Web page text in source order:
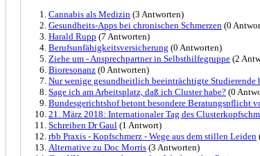
Cannabis als Medizin (3 Antworten)
Gesundheits-Apps bei chronischen Schmerzen (0
Harald Rupp (7 Antworten)
Berufsunfähigkeitsversicherung (0 Antworten)
Ziehe um - Ansprechpartner in Selbsthilfegruppe (2
Bioresonanz (0 Antworten)
Nur wenige gesundheitlich beeinträchtigte Studierende
Sage ich am Arbeitsplatz, daß ich Cluster habe? (0
Bundesgerichtshof betont besondere Beratungspflicht
21. März 2018: Internationaler Tag des
Schreiben Dr Gaul (1 Antwort)
rbb Praxis - Kopfschmerz - Wege aus dem stillen Leiden
Alternative zu Doc Morris (3 Antworten)